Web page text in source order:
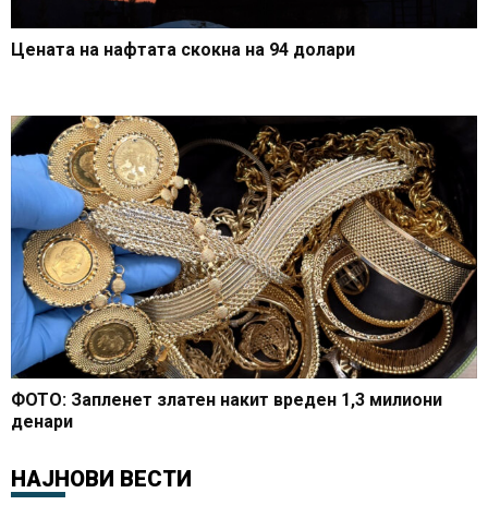
Цената на нафтата скокна на 94 долари
ФОТО: Запленет златен накит вреден 1,3 милиони
денари
НАЈНОВИ ВЕСТИ